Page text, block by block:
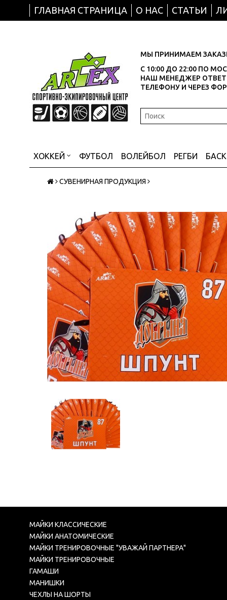
ГЛАВНАЯ СТРАНИЦА О НАС СТАТЬИ
МЫ ПРИНИМАЕМ
С 10:00 ДО 22:00 ПО
НАШ МЕНЕДЖЕР
ТЕЛЕФОНУ И ЧЕРЕЗ
ХОККЕЙ ФУТБОЛ ВОЛЕЙБОЛ РЕГБИ
СУВЕНИРНАЯ ПРОДУКЦИЯ
МАЙКИ КЛАССИЧЕСКИЕ
МАЙКИ АНАТОМИЧЕСКИЕ
МАЙКИ ТРЕНИРОВОЧНЫЕ "УВАЖАЙ ПАРТНЕРА"
МАЙКИ ТРЕНИРОВОЧНЫЕ
ГАМАШИ
МАНИШКИ
ЧЕХЛЫ НА ШОРТЫ